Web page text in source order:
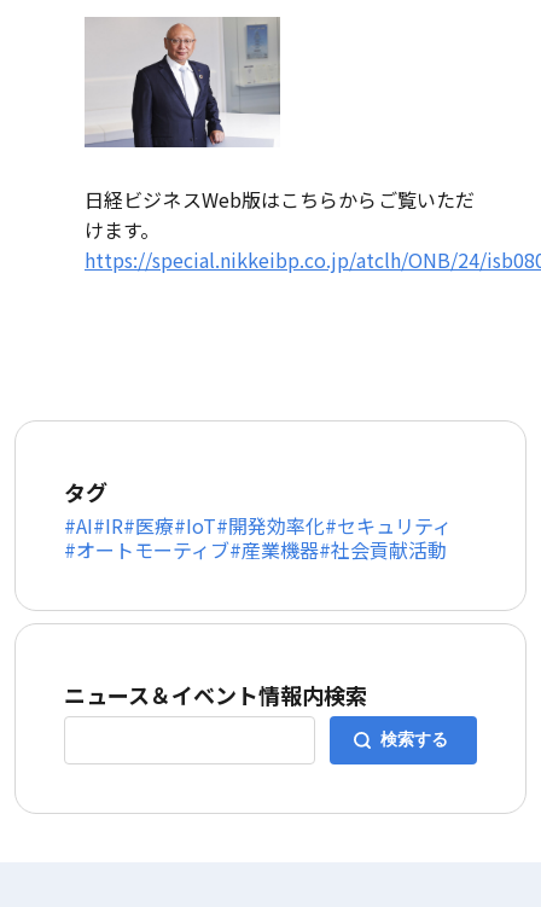
日経ビジネスWeb版はこちらからご覧いただ
けます。
https://special.nikkeibp.co.jp/atclh/ONB/24/
タグ
AI IR 医療 IoT 開発効率化 セキュリティ
オートモーティブ 産業機器 社会貢献活動
ニュース＆イベント情報内検索